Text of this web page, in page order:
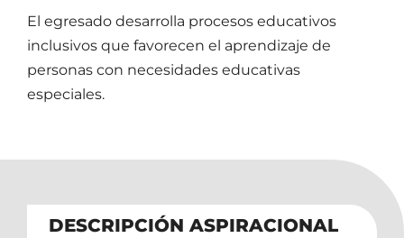
El egresado desarrolla procesos educativos
inclusivos que favorecen el aprendizaje de
personas con necesidades educativas
especiales.
DESCRIPCIÓN ASPIRACIONAL